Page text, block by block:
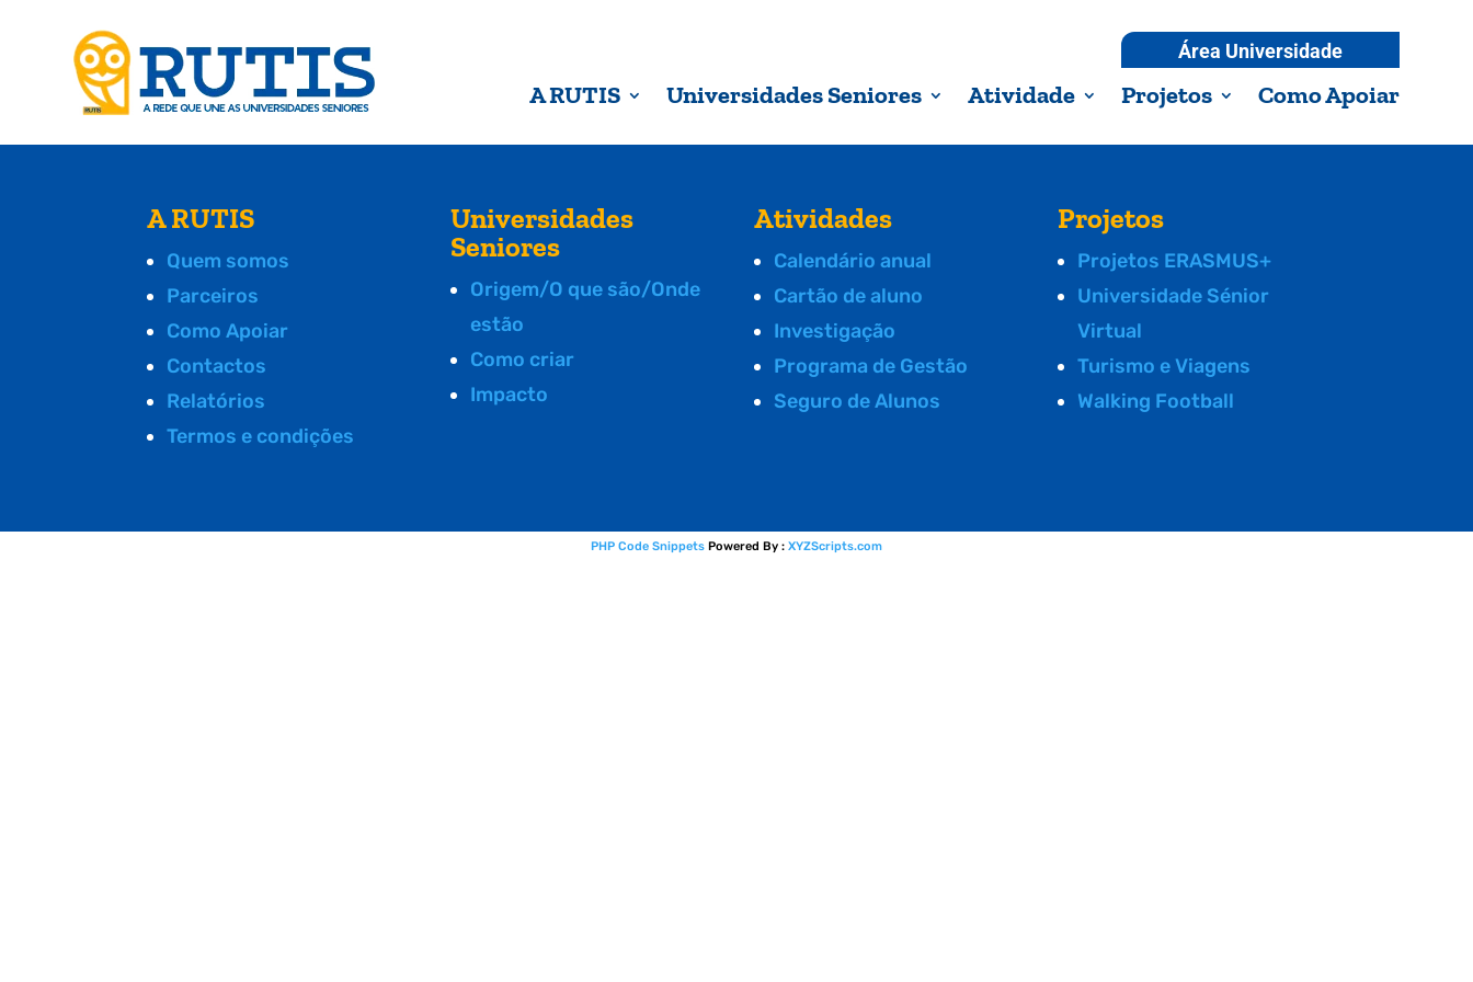
Área Universidade
A RUTIS Universidades Seniores Atividade Projetos Como Apoiar
A RUTIS
Quem somos
Parceiros
Como Apoiar
Contactos
Relatórios
Termos e condições
Universidades
Seniores
Origem/O que são/Onde
estão
Como criar
Impacto
Atividades
Calendário anual
Cartão de aluno
Investigação
Programa de Gestão
Seguro de Alunos
Projetos
Projetos ERASMUS+
Universidade Sénior
Virtual
Turismo e Viagens
Walking Football
PHP Code Snippets Powered By : XYZScripts.com